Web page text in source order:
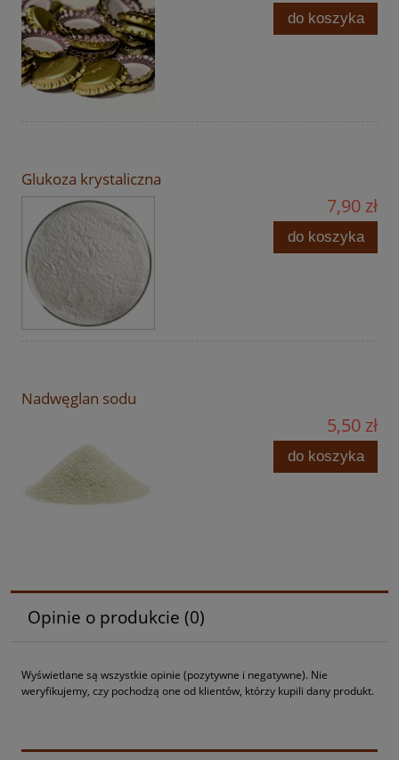
do koszyka
Glukoza krystaliczna
7,90 zł
do koszyka
Nadwęglan sodu
5,50 zł
do koszyka
Opinie o produkcie (0)
Wyświetlane są wszystkie opinie (pozytywne i negatywne). Nie
weryfikujemy, czy pochodzą one od klientów, którzy kupili dany produkt.